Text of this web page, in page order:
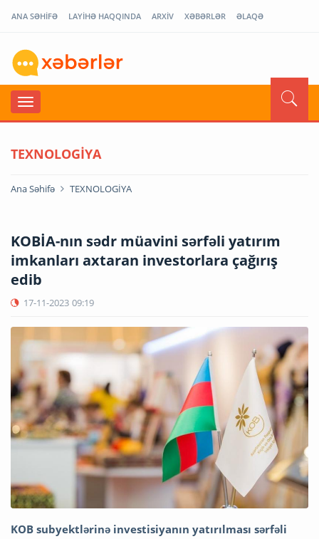
ANA SƏHİFƏ LAYİHƏ HAQQINDA ARXİV XƏBƏRLƏR ƏLAQƏ
TEXNOLOGİYA
Ana Səhifə TEXNOLOGİYA
KOBİA-nın sədr müavini sərfəli yatırım
imkanları axtaran investorlara çağırış
edib
17-11-2023 09:19
KOB subyektlərinə investisiyanın yatırılması sərfəli